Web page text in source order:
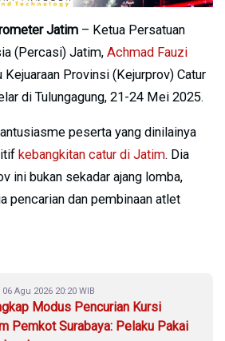
Jatim – Ketua Persatuan
(Percasi) Jatim, Achmad Fauzi
Kejuaraan Provinsi (Kejurprov) Catur
di Tulungagung, 21-24 Mei 2025.
peserta yang dinilainya
kebangkitan catur di Jatim. Dia
ini bukan sekadar ajang lomba,
pencarian dan pembinaan atlet
Agu 2026 20:20 WIB
Modus Pencurian Kursi
Pemkot Surabaya: Pelaku Pakai